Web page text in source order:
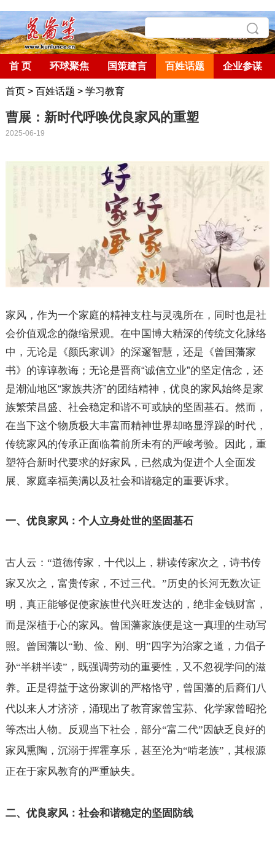
首 页 环球聚焦 国策建言 百姓话题 企业参谋
首页> 百姓话题 > 学习教育
曹展：新时代呼唤优良家风的重塑
2025-06-19
家风，作为一个家庭的精神支柱与灵魂所在，同时也是社
会价值观念的微缩景观。在中国博大精深的传统文化脉络
中，无论是《颜氏家训》的深邃智慧，还是《曾国藩家
书》的谆谆教诲；无论是晋商“诚信立业”的坚定信念，还
是潮汕地区“家族共济”的团结精神，优良的家风始终是家
族繁荣昌盛、社会稳定和谐不可或缺的坚固基石。然而，
在当下这个物质极大丰富而精神世界却略显浮躁的时代，
传统家风的传承正面临着前所未有的严峻考验。因此，重
塑符合新时代要求的好家风，已然成为促进个人全面发
展、家庭幸福美满以及社会和谐稳定的重要诉求。
一、优良家风：个人立身处世的坚固基石
古人云：“道德传家，十代以上，耕读传家次之，诗书传
家又次之，富贵传家，不过三代。”历史的长河无数次证
明，真正能够促使家族世代兴旺发达的，绝非金钱财富，
而是深植于心的家风。曾国藩家族便是这一真理的生动写
照。曾国藩以“勤、俭、刚、明”四字为治家之道，力倡子
孙“半耕半读”，既强调劳动的重要性，又不忽视学问的滋
养。正是得益于这份家训的严格恪守，曾国藩的后裔们八
代以来人才济济，涌现出了教育家曾宝荪、化学家曾昭抡
等杰出人物。反观当下社会，部分“富二代”因缺乏良好的
家风熏陶，沉溺于挥霍享乐，甚至沦为“啃老族”，其根源
正在于家风教育的严重缺失。
二、优良家风：社会和谐稳定的坚固防线